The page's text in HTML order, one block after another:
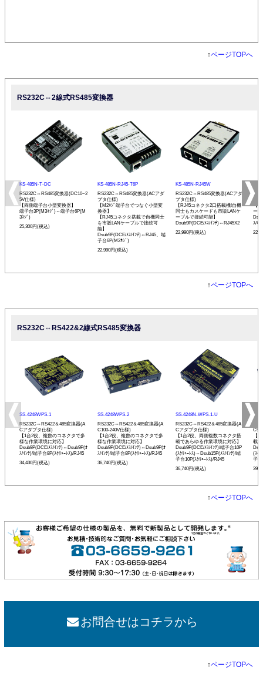
↑ページTOPへ
RS232C⇔2線式RS485変換器
KS-485N-T-DC
RS232C⇔RS485変換器(DC10~2
5V仕様)
【両側端子台小型変換器】
端子台3P(M3ﾈｼﾞ)⇔端子台6P(M
3ﾈｼﾞ)
25,300円(税込)
KS-485N-RJ45-T6P
RS232C⇔RS485変換器(ACアダ
プタ仕様)
【M2ﾈｼﾞ端子台でつなぐ小型変
換器】
【RJ45コネクタ搭載で自機同士
を市販LANケーブルで接続可
能】
Dsub9P(DCE/ﾒｽ/ｲﾝﾁ)⇔RJ45、端
子台6P(M2ﾈｼﾞ)
22,990円(税込)
KS-485N-RJ45W
RS232C⇔RS485変換器(ACアダ
プタ仕様)
【RJ45コネクタ2口搭載機!自機
同士もカスケードも市販LANケ
ーブルで接続可能】
Dsub9P(DCE/ﾒｽ/ｲﾝﾁ)⇔RJ45X2
22,990円(税込)
【
ー
ｽ/ﾐﾘ)
↑ページTOPへ
RS232C⇔RS422&2線式RS485変換器
SS-4248WPS-1
RS232C⇔RS422＆485変換器(A
Cアダプタ仕様)
【1台2役、複数のコネクタで多
様な作業環境に対応】
Dsub9P(DCE/ﾒｽ/ｲﾝﾁ)⇔Dsub9P(ｵ
ｽ/ｲﾝﾁ)/端子台8P(ｽｸﾘｭｰﾚｽ)/RJ45
34,430円(税込)
SS-4248WPS-2
RS232C⇔RS422＆485変換器(A
C100-240V仕様)
【1台2役、複数のコネクタで多
様な作業環境に対応】
Dsub9P(DCE/ﾒｽ/ｲﾝﾁ)⇔Dsub9P(ｵ
ｽ/ｲﾝﾁ)/端子台8P(ｽｸﾘｭｰﾚｽ)/RJ45
36,740円(税込)
SS-4248N-WPS-1-U
RS232C⇔RS422＆485変換器(A
Cアダプタ仕様)
【1台2役、両側複数コネクタ搭
載であらゆる作業環境に対応】
Dsub9P(DCE/ﾒｽ/ｲﾝﾁ)/端子台10P
(ｽｸﾘｭｰﾚｽ)⇔Dsub15P(ﾒｽ/ｲﾝﾁ)/端
子台10P(ｽｸﾘｭｰﾚｽ)/RJ45
36,740円(税込)
SS-
【
載
(ｽｸ
子台
↑ページTOPへ
お問合せはコチラから
↑ページTOPへ